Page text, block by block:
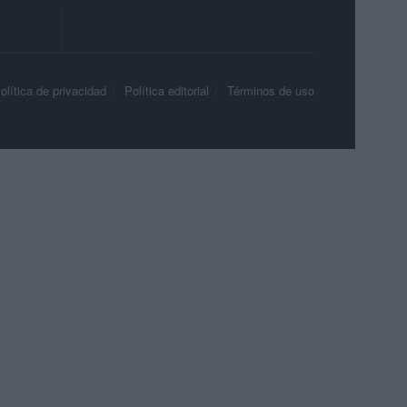
de privacidad Política editorial Términos de uso